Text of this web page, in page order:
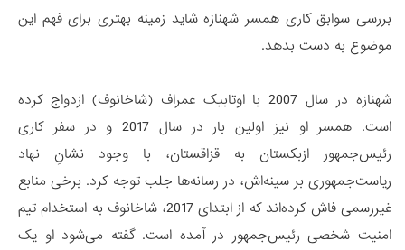
بررسی سوابق کاری همسر شهنازه شاید زمینه بهتری برای فهم این
موضوع به دست بدهد.
شهنازه در سال 2007 با اوتابیک عمراف (شاخانوف) ازدواج کرده
است. همسر او نیز اولین بار در سال 2017 و در سفر کاری
رئیس‌جمهور ازبکستان به قزاقستان، با وجود نشانِ نهاد
ریاست‌جمهوری بر سینه‌اش، در رسانه‌ها جلب توجه کرد. برخی منابع
غیررسمی فاش کرده‌اند که از ابتدای 2017، شاخانوف به استخدام تیم
امنیت شخصی رئیس‌جمهور در آمده است. گفته می‌شود او یک